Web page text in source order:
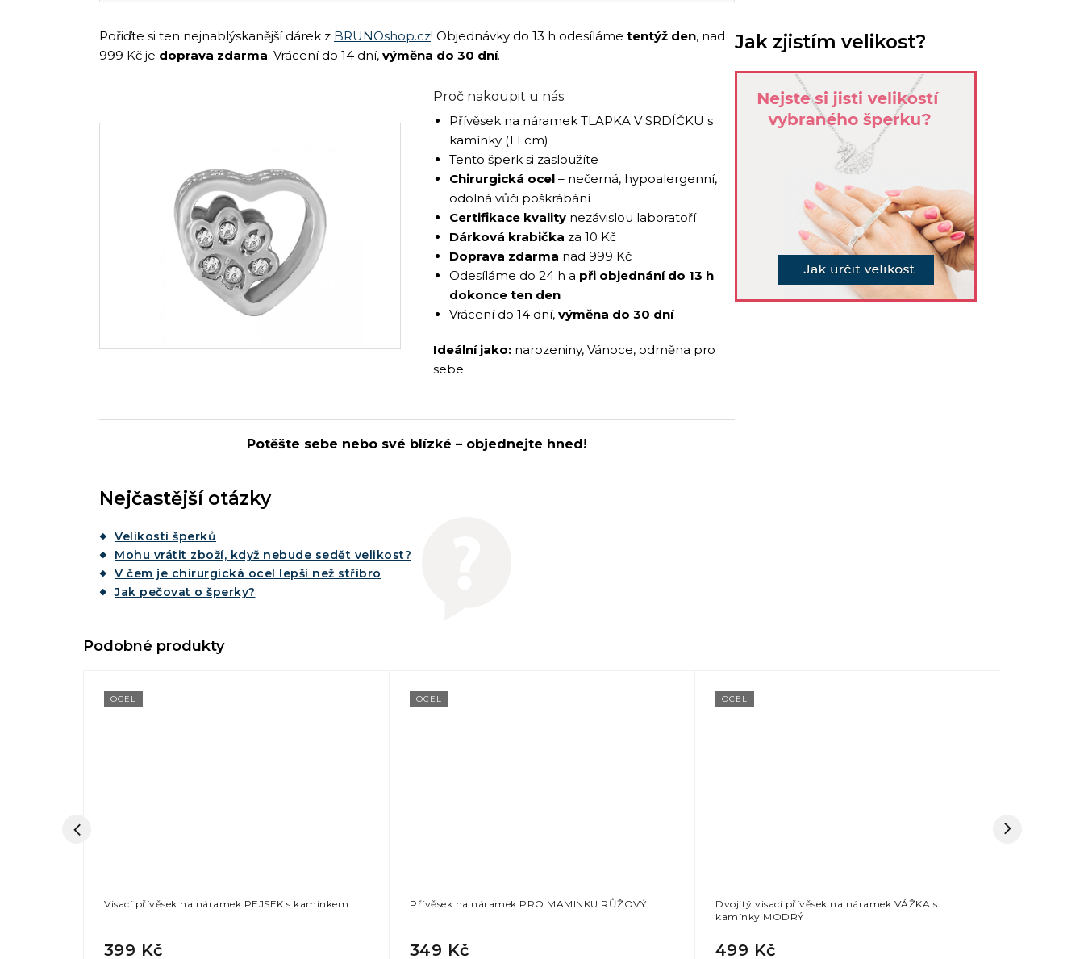
Pořiďte si ten nejnablýskanější dárek z BRUNOshop.cz! Objednávky do 13 h odesíláme tentýž den, nad
999 Kč je doprava zdarma. Vrácení do 14 dní, výměna do 30 dní.
Proč nakoupit u nás
Přívěsek na náramek TLAPKA V SRDÍČKU s
kamínky (1.1 cm)
Tento šperk si zasloužíte
Chirurgická ocel – nečerná, hypoalergenní,
odolná vůči poškrábání
Certifikace kvality nezávislou laboratoří
Dárková krabička za 10 Kč
Doprava zdarma nad 999 Kč
Odesíláme do 24 h a při objednání do 13 h
dokonce ten den
Vrácení do 14 dní, výměna do 30 dní
Ideální jako: narozeniny, Vánoce, odměna pro
sebe
Potěšte sebe nebo své blízké – objednejte hned!
Nejčastější otázky
Velikosti šperků
Mohu vrátit zboží, když nebude sedět velikost?
V čem je chirurgická ocel lepší než stříbro
Jak pečovat o šperky?
Jak zjistím velikost?
OCEL
Visací přívěsek na náramek PEJSEK s kamínkem
399 Kč
OCEL
Přívěsek na náramek PRO MAMINKU RŮŽOVÝ
349 Kč
OCEL
Dvojitý visací přívěsek na náramek VÁŽKA s
kamínky MODRÝ
499 Kč